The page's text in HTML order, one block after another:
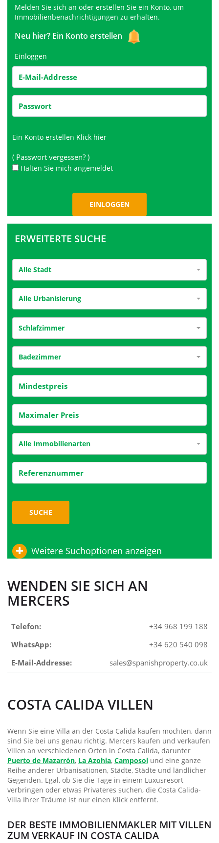
Melden Sie sich an oder erstellen Sie ein Konto, um
Immobilienbenachrichtigungen zu erhalten.
Neu hier? Ein Konto erstellen
Einloggen
Ein Konto erstellen Klick hier
( Passwort vergessen? )
Halten Sie mich angemeldet
ERWEITERTE SUCHE
Alle Stadt
Alle Urbanisierung
Schlafzimmer
Badezimmer
Alle Immobilienarten
SUCHE
Weitere Suchoptionen anzeigen
WENDEN SIE SICH AN
MERCERS
Telefon:
+34 968 199 188
WhatsApp:
+34 620 540 098
E-Mail-Addresse:
sales@spanishproperty.co.uk
COSTA CALIDA VILLEN
Wenn Sie eine Villa an der Costa Calida kaufen möchten, dann
sind Sie bei uns genau richtig. Mercers kaufen und verkaufen
Villen an verschiedenen Orten in Costa Calida, darunter
Puerto de Mazarrón, La Azohia, Camposol und eine ganze
Reihe anderer Urbanisationen, Städte, Städte und ländlicher
Gegenden. Egal, ob Sie die Tage in einem Luxusresort
verbringen oder etwas Privateres suchen, die Costa Calida-
Villa Ihrer Träume ist nur einen Klick entfernt.
DER BESTE IMMOBILIENMAKLER MIT VILLEN
ZUM VERKAUF IN COSTA CALIDA